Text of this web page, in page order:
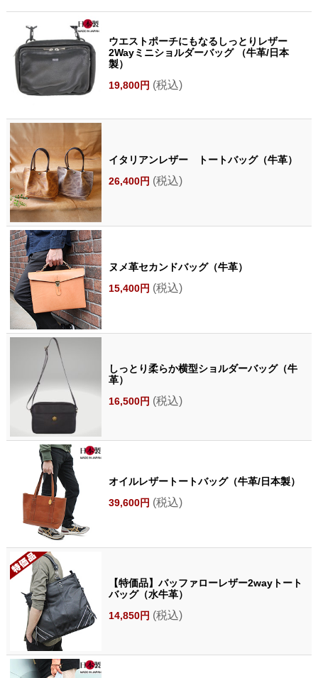
ウエストポーチにもなるしっとりレザー
2Wayミニショルダーバッグ （牛革/日本
製）
19,800円 (税込)
イタリアンレザー トートバッグ（牛革）
26,400円 (税込)
ヌメ革セカンドバッグ（牛革）
15,400円 (税込)
しっとり柔らか横型ショルダーバッグ（牛
革）
16,500円 (税込)
オイルレザートートバッグ（牛革/日本製）
39,600円 (税込)
【特価品】バッファローレザー2wayトート
バッグ（水牛革）
14,850円 (税込)